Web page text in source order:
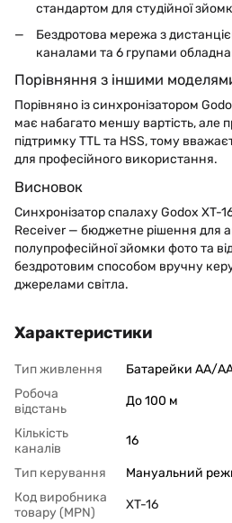
стандартом для студійної
Бездротова мережа з
каналами та 6 групами
Порівняння з іншими
Порівняно із синхронізатором
має набагато меншу вартість, але
підтримку TTL та HSS, тому
для професійного використання.
Висновок
Синхронізатор спалаху Godox XT-
Receiver — бюджетне рішення для
полупрофесійної зйомки фото та
бездротовим способом вручну
джерелами світла.
Характеристики
Тип живлення
Батарейки АА/
Робоча
відстань
До 100 м
Кількість
каналів
16
Тип керування
Мануальний
Код виробника
товару (MPN)
XT-16